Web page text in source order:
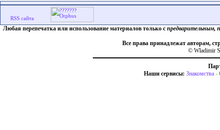
Любая перепечатка или использование материалов только с предварительным,
Все права принадлежат авторам,
© Wladimir
Наши сервисы: Знакомства -